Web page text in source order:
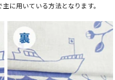
に用いている方法となります。